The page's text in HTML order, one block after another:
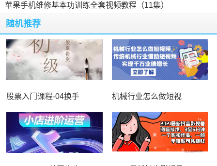
苹果手机维修基本功训练全套视频教程（11集）
随机推荐
股票入门课程-04换手 机械行业怎么做短视